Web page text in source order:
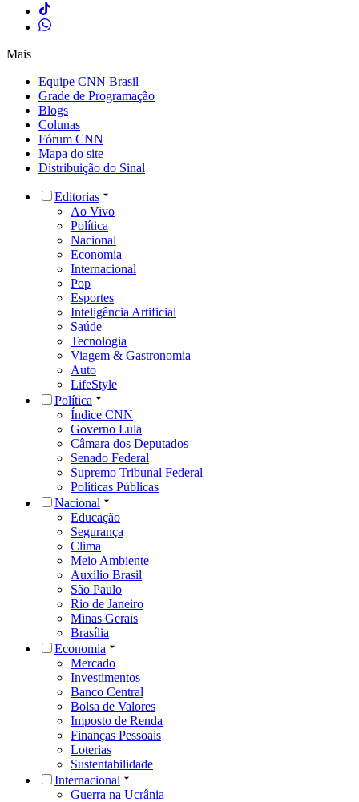
Mais
Equipe CNN Brasil
Grade de Programação
Blogs
Colunas
Fórum CNN
Mapa do site
Distribuição do Sinal
Editorias
Ao Vivo
Política
Nacional
Economia
Internacional
Pop
Esportes
Inteligência Artificial
Saúde
Tecnologia
Viagem & Gastronomia
Auto
LifeStyle
Política
Índice CNN
Governo Lula
Câmara dos Deputados
Senado Federal
Supremo Tribunal Federal
Políticas Públicas
Nacional
Educação
Segurança
Clima
Meio Ambiente
Auxílio Brasil
São Paulo
Rio de Janeiro
Minas Gerais
Brasília
Economia
Mercado
Investimentos
Banco Central
Bolsa de Valores
Imposto de Renda
Finanças Pessoais
Loterias
Sustentabilidade
Internacional
Guerra na Ucrânia